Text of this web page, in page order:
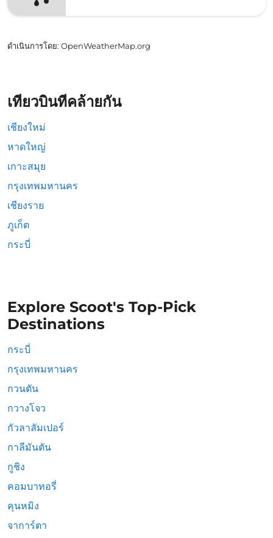
ดำเนินการโดย: OpenWeatherMap.org
เที่ยวบินที่คล้ายกัน
เชียงใหม่
หาดใหญ่
เกาะสมุย
กรุงเทพมหานคร
เชียงราย
ภูเก็ต
กระบี่
Explore Scoot's Top-Pick
Destinations
กระบี่
กรุงเทพมหานคร
กวนตัน
กวางโจว
กัวลาลัมเปอร์
กาลีมันตัน
กูชิง
คอมบาทอรี่
คุนหมิง
จาการ์ตา